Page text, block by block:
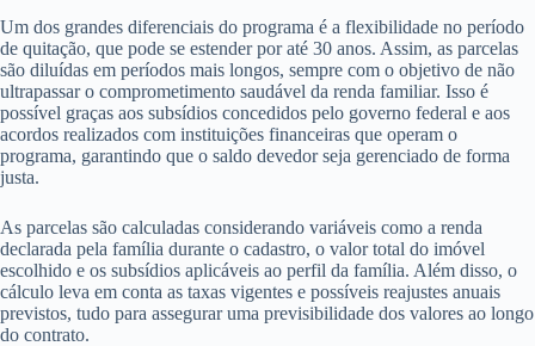
Um dos grandes diferenciais do programa é a flexibilidade no período
de quitação, que pode se estender por até 30 anos. Assim, as parcelas
são diluídas em períodos mais longos, sempre com o objetivo de não
ultrapassar o comprometimento saudável da renda familiar. Isso é
possível graças aos subsídios concedidos pelo governo federal e aos
acordos realizados com instituições financeiras que operam o
programa, garantindo que o saldo devedor seja gerenciado de forma
justa.
As parcelas são calculadas considerando variáveis como a renda
declarada pela família durante o cadastro, o valor total do imóvel
escolhido e os subsídios aplicáveis ao perfil da família. Além disso, o
cálculo leva em conta as taxas vigentes e possíveis reajustes anuais
previstos, tudo para assegurar uma previsibilidade dos valores ao longo
do contrato.